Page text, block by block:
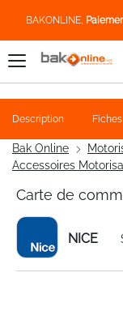
BAKONLINE,
Bak Online
Accessoires
Carte de
NICE
Description